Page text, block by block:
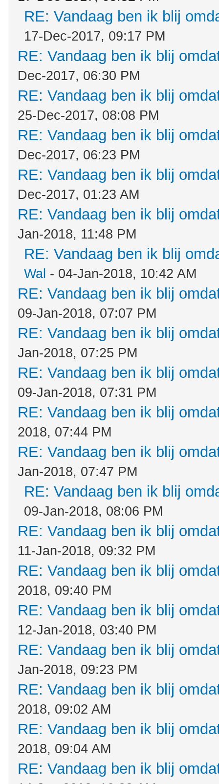
RE: Vandaag ben ik blij
17-Dec-2017, 09:17 PM
RE: Vandaag ben ik blij
Dec-2017, 06:30 PM
RE: Vandaag ben ik blij
25-Dec-2017, 08:08 PM
RE: Vandaag ben ik blij
Dec-2017, 06:23 PM
RE: Vandaag ben ik blij
Dec-2017, 01:23 AM
RE: Vandaag ben ik blij
Jan-2018, 11:48 PM
RE: Vandaag ben ik blij
Wal - 04-Jan-2018, 10:42 AM
RE: Vandaag ben ik blij
09-Jan-2018, 07:07 PM
RE: Vandaag ben ik blij
Jan-2018, 07:25 PM
RE: Vandaag ben ik blij
09-Jan-2018, 07:31 PM
RE: Vandaag ben ik blij
2018, 07:44 PM
RE: Vandaag ben ik blij
Jan-2018, 07:47 PM
RE: Vandaag ben ik blij
09-Jan-2018, 08:06 PM
RE: Vandaag ben ik blij
11-Jan-2018, 09:32 PM
RE: Vandaag ben ik blij
2018, 09:40 PM
RE: Vandaag ben ik blij
12-Jan-2018, 03:40 PM
RE: Vandaag ben ik blij
Jan-2018, 09:23 PM
RE: Vandaag ben ik blij
2018, 09:02 AM
RE: Vandaag ben ik blij
2018, 09:04 AM
RE: Vandaag ben ik blij